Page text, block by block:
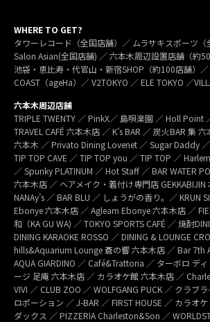
WHERE TO GET?
タワーレコード（全国店舗）／ ムラサキスポーツ（
Salon Asian(全国店舗) ／ 六本木周辺設置店舗（約
池袋・恵比寿・代官山・新宿SHOP（約100店舗）／
COAST（ageHa）／ V2TOKYO ／ ELE TOKYO ／
六本木周辺店舗
TRIPLE TWENTY ／ PinkX／ 島唄楽園 ／ Holl Point
TRAVEL CAFÉ 六本木店 ／ K’s BAR ／ 炭火BAR 集
六本木 ／ Privato Dining Lovenet ／ Sugar Daddy ／
TIP TOP CAVE ／ TIP TOP you ／ TIP TOP ／
／ Spunky PLATINUM ／ Hot Staff ／ BAR WATER
六本木店 ／ ヘアメイク・着付け専門店
NANAy’s ／ BAR BLU ／ しょうがの香り。／ KRUN
Ebonye 六本木店 ／ Agleam Ebonye 六本木店 ／
和（KA GU WA) ／ TOKYO SPORTS CAFÉ ／ 焼酎
DINING KARAOKE ROSSO ／ DINING & LOUNGE
hills&Aquarium Lounge 蒼の響 六本木店 ／ Bar 7th
AQUA GIARDINO ／ Café&Trattoria ／ ターボロ デ
ージ 足庵 六本木店 ／ カラオケ館 六本木店 ／
VIVI ／ CLUB ZOO ／ WOLFGANG PUCK ／ クラブ
ロポーション ／ J-BAR ／ FIRST HOUSE ／ カラオ
ダックス ／ PIZZERIA Charleston&Son ／